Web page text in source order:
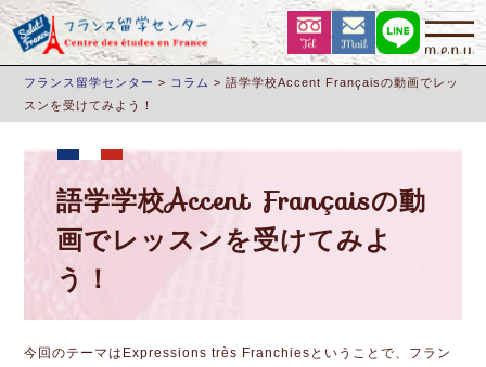
フランス留学センター > コラム >語学学校Accent Françaisの動画でレッ
スンを受けてみよう！
語学学校Accent Françaisの動
画でレッスンを受けてみよ
う！
今回のテーマはExpressions très Franchiesということで、フラン